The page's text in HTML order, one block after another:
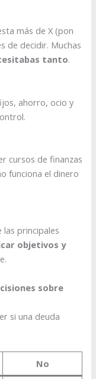
más de X (pon
de decidir. Muchas
tanto.
ahorro, ocio y
cursos de finanzas
funciona el dinero
las principales
objetivos y
sobre
si una deuda
No